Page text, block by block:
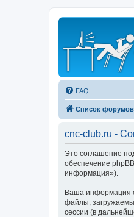
FAQ
Список форумов
cnc-club.ru -
Это соглашение
обеспечение
информация»).
Ваша информация
файлы,
сессии (в